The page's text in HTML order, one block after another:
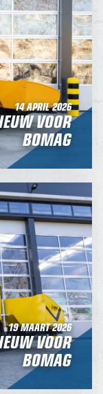
14 APRIL 2026
VOOR
BOMAG
19 MAART 2026
VOOR
BOMAG